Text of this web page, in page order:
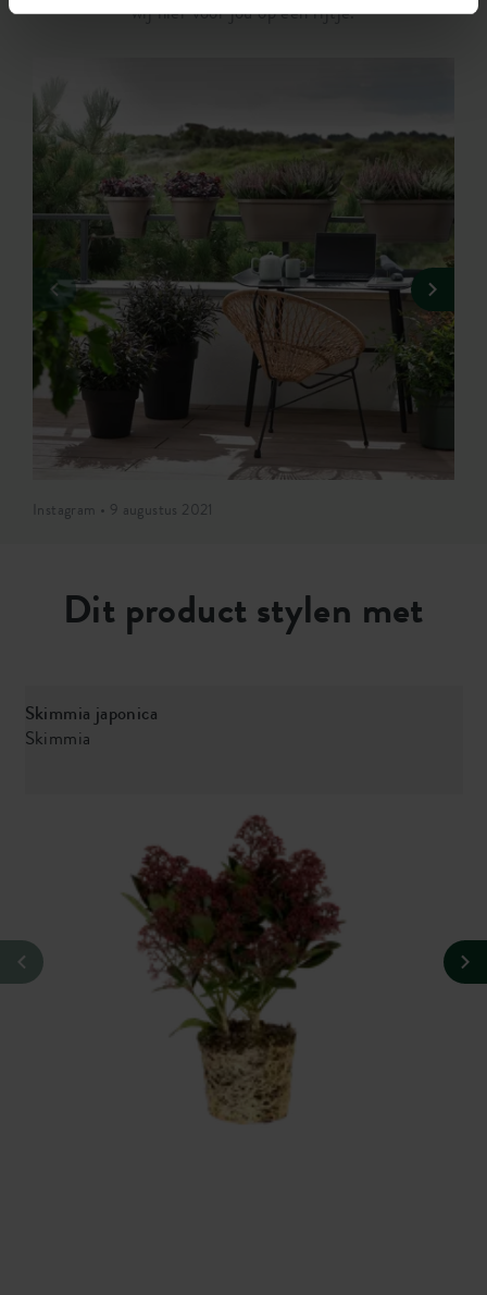
wij hier voor jou op een rijtje.
Instagram • 9 augustus 2021
Dit product stylen met
Skimmia japonica
Skimmia